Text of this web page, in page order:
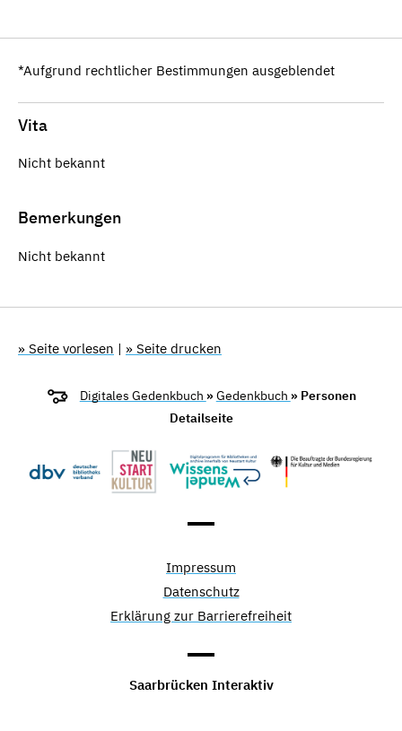
*Aufgrund rechtlicher Bestimmungen ausgeblendet
Vita
Nicht bekannt
Bemerkungen
Nicht bekannt
» Seite vorlesen | » Seite drucken
Digitales Gedenkbuch »Gedenkbuch » Personen
Detailseite
Impressum
Datenschutz
Erklärung zur Barrierefreiheit
Saarbrücken Interaktiv